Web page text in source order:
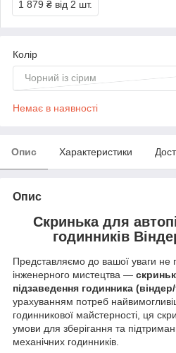
1 879 ₴ від 2 шт.
Колір
Чорний із сірим
Немає в наявності
Опис Характеристики
Опис
Скринька для
годинників
Представляємо до вашої уваги не
інженерного мистецтва —
підзаведення годинника
урахуванням потреб
годинникової майстерності, ця
умови для зберігання та
механічних годинників.